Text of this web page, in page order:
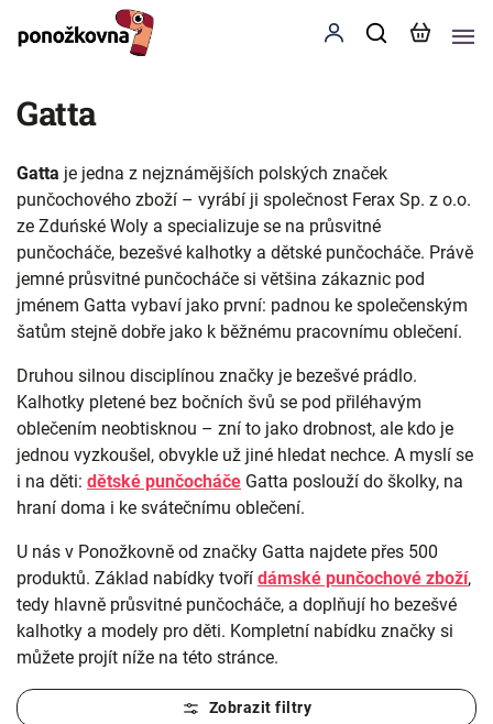
Gatta
Gatta je jedna z nejznámějších polských značek
punčochového zboží – vyrábí ji společnost Ferax Sp. z o.o.
ze Zduńské Woly a specializuje se na průsvitné
punčocháče, bezešvé kalhotky a dětské punčocháče. Právě
jemné průsvitné punčocháče si většina zákaznic pod
jménem Gatta vybaví jako první: padnou ke společenským
šatům stejně dobře jako k běžnému pracovnímu oblečení.
Druhou silnou disciplínou značky je bezešvé prádlo.
Kalhotky pletené bez bočních švů se pod přiléhavým
oblečením neobtisknou – zní to jako drobnost, ale kdo je
jednou vyzkoušel, obvykle už jiné hledat nechce. A myslí se
i na děti: dětské punčocháče Gatta poslouží do školky, na
hraní doma i ke svátečnímu oblečení.
U nás v Ponožkovně od značky Gatta najdete přes 500
produktů. Základ nabídky tvoří dámské punčochové zboží,
tedy hlavně průsvitné punčocháče, a doplňují ho bezešvé
kalhotky a modely pro děti. Kompletní nabídku značky si
můžete projít níže na této stránce.